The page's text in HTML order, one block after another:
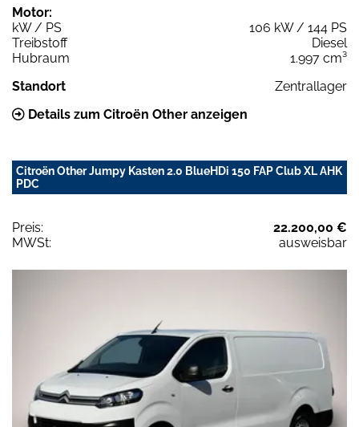
Motor:
kW / PS
106 kW / 144 PS
Treibstoff
Diesel
Hubraum
1.997 cm³
Standort
Zentrallager
Details zum Citroën Other anzeigen
Citroën Other Jumpy Kasten 2.0 BlueHDi 150 FAP Club XL AHK
PDC
Preis:
22.200,00 €
MWSt:
ausweisbar